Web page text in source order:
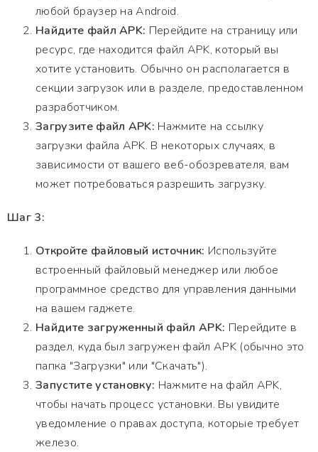
любой браузер на Android.
Найдите файл APK: Перейдите на страницу или
ресурс, где находится файл APK, который вы
хотите установить. Обычно он располагается в
секции загрузок или в разделе, предоставленном
разработчиком.
Загрузите файл APK: Нажмите на ссылку
загрузки файла APK. В некоторых случаях, в
зависимости от вашего веб-обозревателя, вам
может потребоваться разрешить загрузку.
Шаг 3:
Откройте файловый источник: Используйте
встроенный файловый менеджер или любое
программное средство для управления данными
на вашем гаджете.
Найдите загруженный файл APK: Перейдите в
раздел, куда был загружен файл APK (обычно это
папка "Загрузки" или "Скачать").
Запустите установку: Нажмите на файл APK,
чтобы начать процесс установки. Вы увидите
уведомление о правах доступа, которые требует
железо.